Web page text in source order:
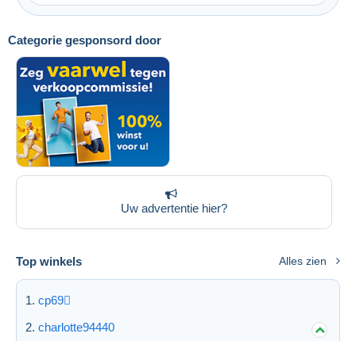
Categorie gesponsord door
Uw advertentie hier?
Top winkels Alles zien
cp69
charlotte94440